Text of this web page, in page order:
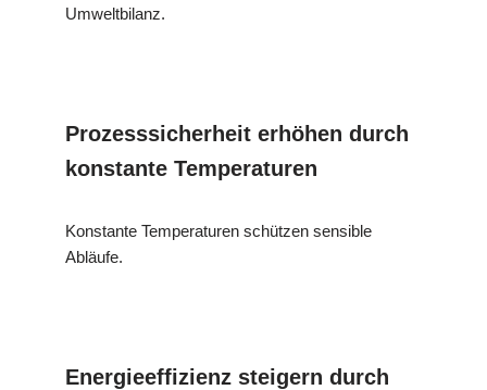
Umweltbilanz.
Prozesssicherheit erhöhen durch
konstante Temperaturen
Konstante Temperaturen schützen sensible
Abläufe.
Energieeffizienz steigern durch